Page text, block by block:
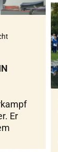
Er